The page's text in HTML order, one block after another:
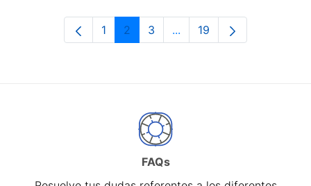
Página
1 Página
2 Página
3 ...Páginas intermedias Use
Página
19
FAQs